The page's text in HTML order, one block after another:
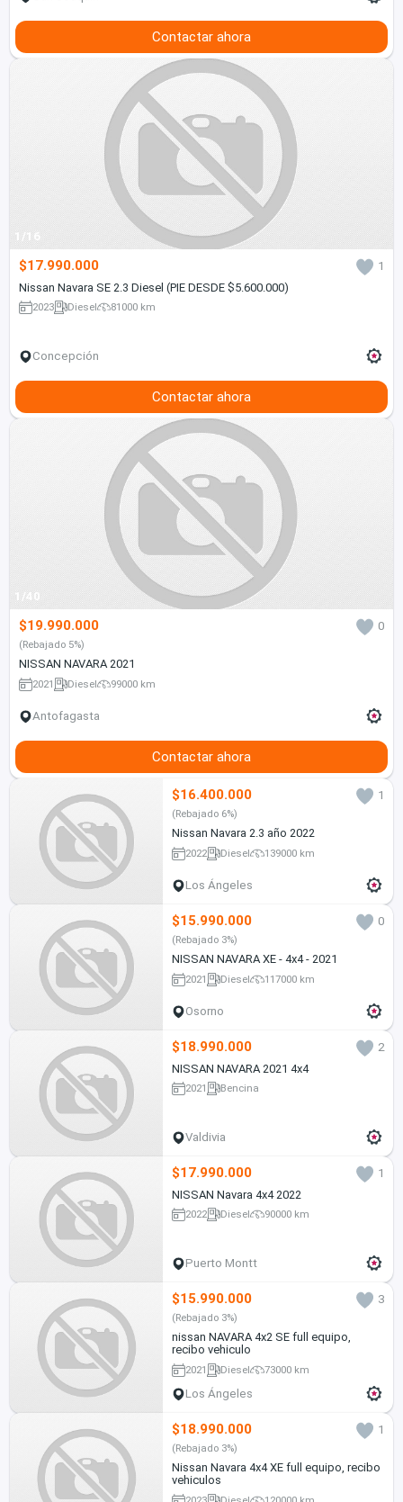
Contactar ahora
1/16
$17.990.000
1
Nissan Navara SE 2.3 Diesel (PIE DESDE $5.600.000)
2023 Diesel 81000 km
Concepción
Contactar ahora
1/40
$19.990.000 0
(Rebajado 5%)
NISSAN NAVARA 2021
2021 Diesel 99000 km
Antofagasta
Contactar ahora
$16.400.000 1
(Rebajado 6%)
Nissan Navara 2.3 año 2022
2022 Diesel 139000 km
Los Ángeles
$15.990.000 0
(Rebajado 3%)
NISSAN NAVARA XE - 4x4 - 2021
2021 Diesel 117000 km
Osorno
$18.990.000
2
NISSAN NAVARA 2021 4x4
2021 Bencina
Valdivia
$17.990.000
1
NISSAN Navara 4x4 2022
2022 Diesel 90000 km
Puerto Montt
$15.990.000 3
(Rebajado 3%)
nissan NAVARA 4x2 SE full equipo,
recibo vehiculo
2021 Diesel 73000 km
Los Ángeles
$18.990.000 1
(Rebajado 3%)
Nissan Navara 4x4 XE full equipo, recibo
vehiculos